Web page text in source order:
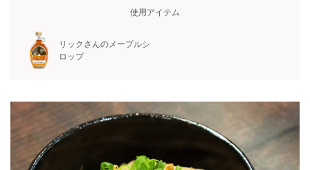
使用アイテム
リックさんのメープルシ
ロップ